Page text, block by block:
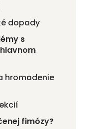
dopady
s
hromadenie
fimózy?